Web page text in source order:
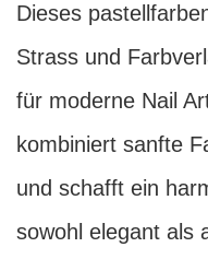
Dieses
Strass und
für moderne Nail
kombiniert sanfte
und schafft ein
sowohl elegant als